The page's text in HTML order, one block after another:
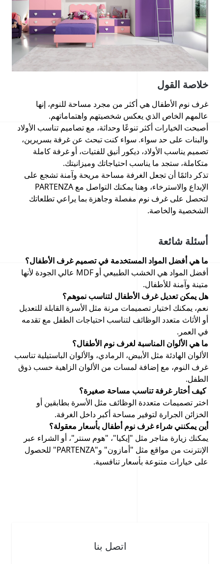
خلاصة القول
غرف نوم الأطفال هي أكثر من مجرد مساحة للنوم، إنها
عالمهم الخاص الذي يعكس شخصيتهم واهتماماتهم.
أصبحت الخيارات أكثر تنوعًا وحداثة، مع تصاميم تناسب الأولاد
والبنات على حد سواء. سواء كنت تبحث عن غرفة بسريرين،
تصميم يناسب الأولاد، ديكور أنيق للفتيات، أو غرفة كاملة
متكاملة، ستجد ما يناسب احتياجاتك وميزانيتك.
تذكر دائمًا أن تجعل الغرفة مساحة مريحة وآمنة تشجع على
لتحصل على غرف نوم مفصلة وجاهزة بما يراعي تطلعاتك
الشخصية والخاصة.
أسئلة شائعة
ما هي أفضل المواد المستخدمة في تصميم غرف الأطفال؟
أفضل المواد هي الخشب الطبيعي أو MDF عالي الجودة لأنها
متينة وآمنة للأطفال.
هل يمكن تعديل غرف الأطفال لتناسب نموهم؟
نعم، يمكنك اختيار تصميمات مرنة مثل الأسرة القابلة للتعديل
أو الأثاث متعدد الوظائف لتناسب احتياجات الطفل مع تقدمه
في العمر.
ما هي الألوان المناسبة لغرف نوم الأطفال؟
الألوان الهادئة مثل الأبيض، الرمادي، والألوان الباستيلية تناسب
غرف النوم، مع إضافة لمسات من الألوان الزاهية حسب ذوق
الطفل.
كيف أختار غرفة تناسب مساحة صغيرة؟
اختر تصميمات متعددة الوظائف مثل الأسرة بطابقين أو
الخزائن الجرارة لتوفير مساحة أكبر داخل الغرفة.
أين يمكنني شراء غرف نوم أطفال بأسعار معقولة؟
يمكنك زيارة متاجر مثل "إيكيا"، "هوم سنتر"، أو الشراء عبر
الإنترنت من مواقع مثل "أمازون" و"PARTENZA" للحصول
على خيارات متنوعة بأسعار تنافسية.
اتصل بنا